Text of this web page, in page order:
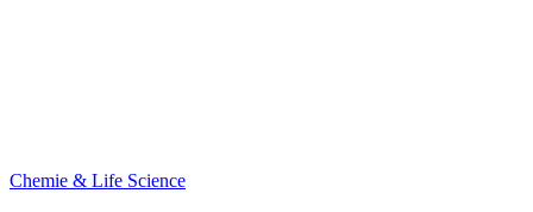
Chemie & Life Science